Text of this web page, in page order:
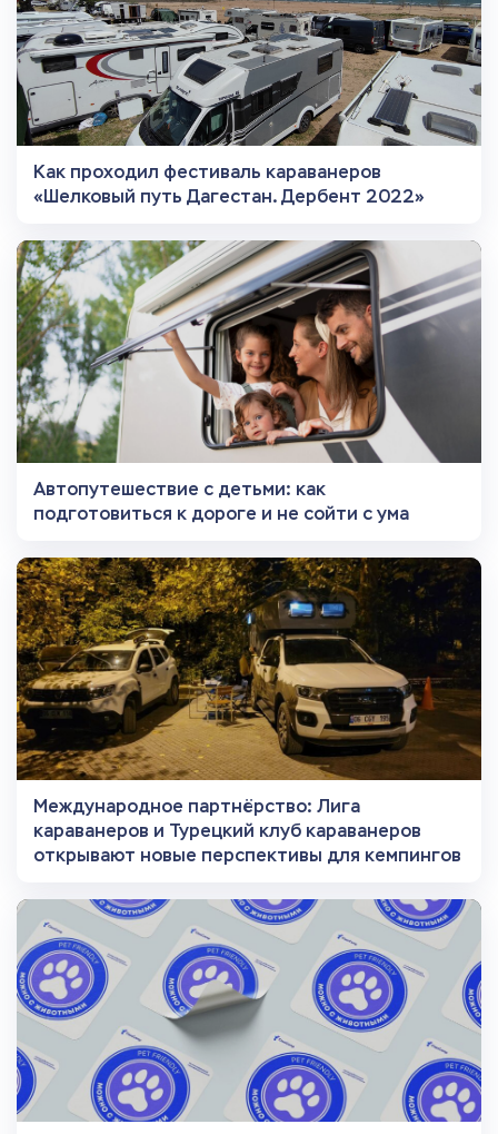
Как проходил фестиваль караванеров
«Шелковый путь Дагестан. Дербент 2022»
Автопутешествие с детьми: как
подготовиться к дороге и не сойти с ума
Международное партнёрство: Лига
караванеров и Турецкий клуб караванеров
открывают новые перспективы для кемпингов